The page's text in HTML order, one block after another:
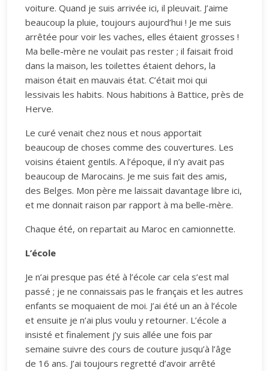
voiture. Quand je suis arrivée ici, il pleuvait. J’aime
beaucoup la pluie, toujours aujourd’hui ! Je me suis
arrêtée pour voir les vaches, elles étaient grosses !
Ma belle-mère ne voulait pas rester ; il faisait froid
dans la maison, les toilettes étaient dehors, la
maison était en mauvais état. C’était moi qui
lessivais les habits. Nous habitions à Battice, près de
Herve.
Le curé venait chez nous et nous apportait
beaucoup de choses comme des couvertures. Les
voisins étaient gentils. A l’époque, il n’y avait pas
beaucoup de Marocains. Je me suis fait des amis,
des Belges. Mon père me laissait davantage libre ici,
et me donnait raison par rapport à ma belle-mère.
Chaque été, on repartait au Maroc en camionnette.
L’école
Je n’ai presque pas été à l’école car cela s’est mal
passé ; je ne connaissais pas le français et les autres
enfants se moquaient de moi. J’ai été un an à l’école
et ensuite je n’ai plus voulu y retourner. L’école a
insisté et finalement j’y suis allée une fois par
semaine suivre des cours de couture jusqu’à l’âge
de 16 ans. J’ai toujours regretté d’avoir arrêté